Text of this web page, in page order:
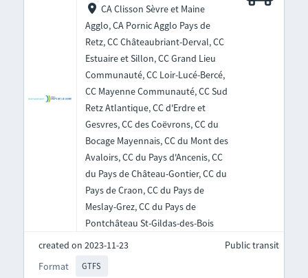
CA Clisson Sèvre et Maine
Agglo, CA Pornic Agglo Pays de
Retz, CC Châteaubriant-Derval, CC
Estuaire et Sillon, CC Grand Lieu
Communauté, CC Loir-Lucé-Bercé,
CC Mayenne Communauté, CC Sud
Retz Atlantique, CC d'Erdre et
Gesvres, CC des Coëvrons, CC du
Bocage Mayennais, CC du Mont des
Avaloirs, CC du Pays d'Ancenis, CC
du Pays de Château-Gontier, CC du
Pays de Craon, CC du Pays de
Meslay-Grez, CC du Pays de
Pontchâteau St-Gildas-des-Bois
created on 2023-11-23
Format
GTFS
Public transit